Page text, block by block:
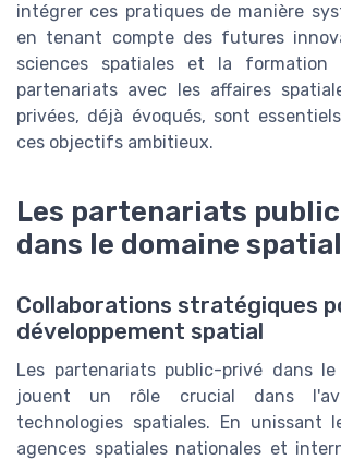
intégrer ces pratiques de manière
en tenant compte des futures
sciences spatiales et la formation
partenariats avec les affaires
privées, déjà évoqués, sont
ces objectifs ambitieux.
Les partenariats
dans le domaine spatial
Collaborations stratégiques
développement spatial
Les partenariats public-privé dans le
jouent un rôle crucial dans
technologies spatiales. En unissant
agences spatiales nationales et